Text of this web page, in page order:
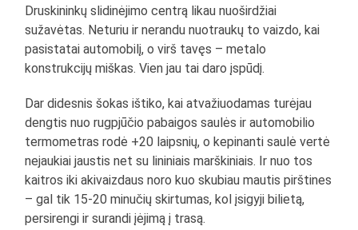
Druskininkų slidinėjimo centrą likau nuoširdžiai
sužavėtas. Neturiu ir nerandu nuotraukų to vaizdo, kai
pasistatai automobilį, o virš tavęs – metalo
konstrukcijų miškas. Vien jau tai daro įspūdį.
Dar didesnis šokas ištiko, kai atvažiuodamas turėjau
dengtis nuo rugpjūčio pabaigos saulės ir automobilio
termometras rodė +20 laipsnių, o kepinanti saulė vertė
nejaukiai jaustis net su lininiais marškiniais. Ir nuo tos
kaitros iki akivaizdaus noro kuo skubiau mautis pirštines
– gal tik 15-20 minučių skirtumas, kol įsigyji bilietą,
persirengi ir surandi įėjimą į trasą.